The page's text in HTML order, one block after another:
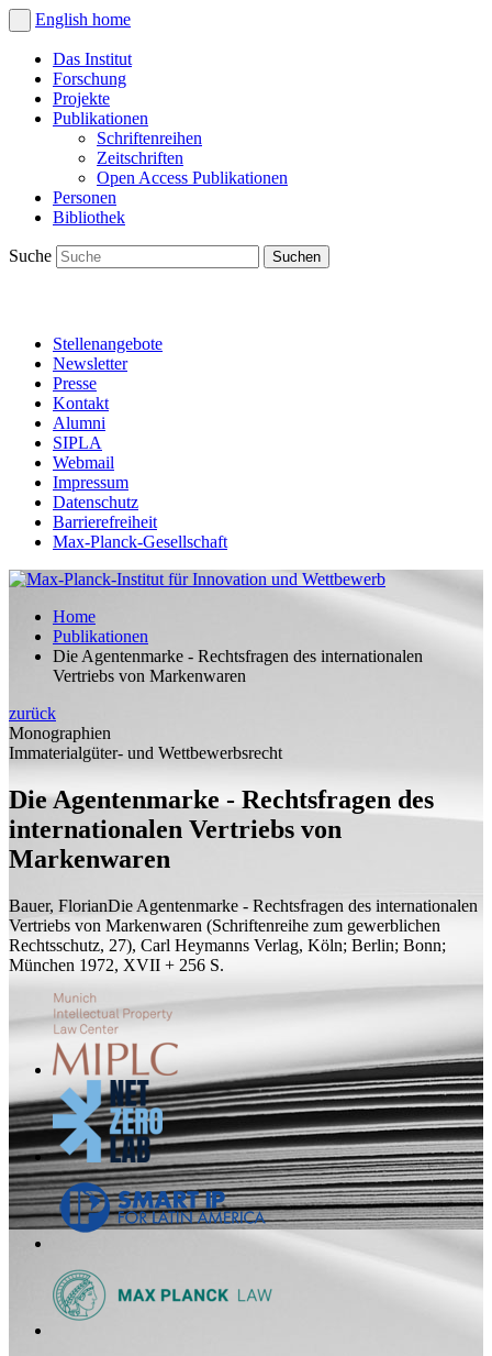
English home
Das Institut
Forschung
Projekte
Publikationen
Schriftenreihen
Zeitschriften
Open Access Publikationen
Personen
Bibliothek
Suche
Stellenangebote
Newsletter
Presse
Kontakt
Alumni
SIPLA
Webmail
Impressum
Datenschutz
Barrierefreiheit
Max-Planck-Gesellschaft
Home
Publikationen
Die Agentenmarke - Rechtsfragen des internationalen
Vertriebs von Markenwaren
zurück
Monographien
Immaterialgüter- und Wettbewerbsrecht
Die Agentenmarke - Rechtsfragen des
internationalen Vertriebs von
Markenwaren
Bauer, FlorianDie Agentenmarke - Rechtsfragen des internationalen
Vertriebs von Markenwaren (Schriftenreihe zum gewerblichen
Rechtsschutz, 27), Carl Heymanns Verlag, Köln; Berlin; Bonn;
München 1972, XVII + 256 S.